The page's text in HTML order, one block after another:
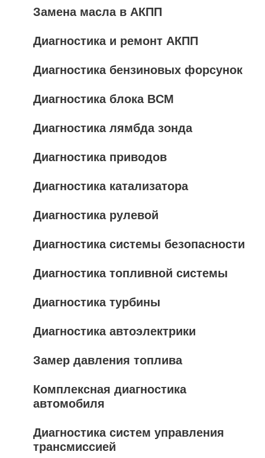
Замена масла в АКПП
Диагностика и ремонт АКПП
Диагностика бензиновых форсунок
Диагностика блока BCM
Диагностика лямбда зонда
Диагностика приводов
Диагностика катализатора
Диагностика рулевой
Диагностика системы безопасности
Диагностика топливной системы
Диагностика турбины
Диагностика автоэлектрики
Замер давления топлива
Комплексная диагностика
автомобиля
Диагностика систем управления
трансмиссией